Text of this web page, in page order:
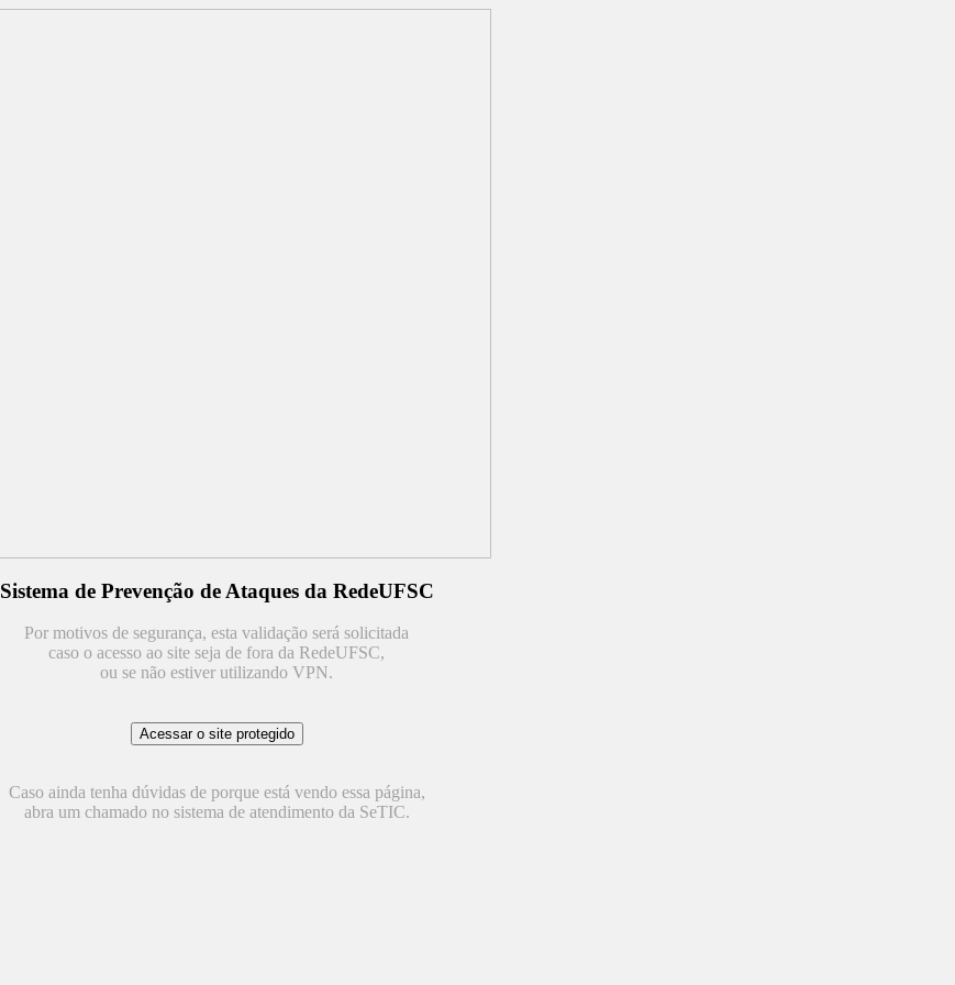
Sistema de Prevenção de Ataques da RedeUFSC
Por motivos de segurança, esta validação será solicitada
caso o acesso ao site seja de fora da RedeUFSC,
ou se não estiver utilizando VPN.
Caso ainda tenha dúvidas de porque está vendo essa página,
abra um chamado no sistema de atendimento da SeTIC.